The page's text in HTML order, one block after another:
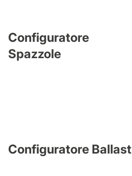
Configuratore
Spazzole
Configuratore Ballast